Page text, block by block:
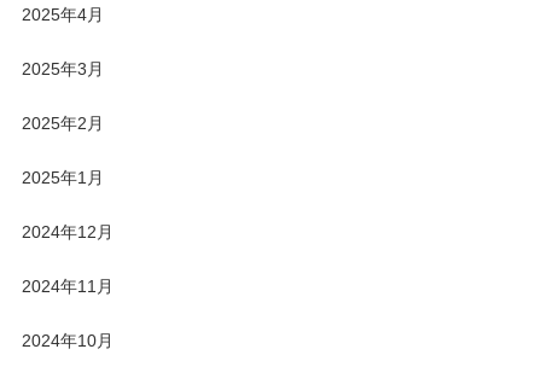
2025年4月
2025年3月
2025年2月
2025年1月
2024年12月
2024年11月
2024年10月